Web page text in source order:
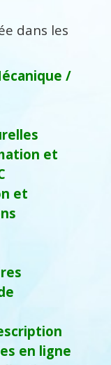
dans les
/
et
et
en ligne